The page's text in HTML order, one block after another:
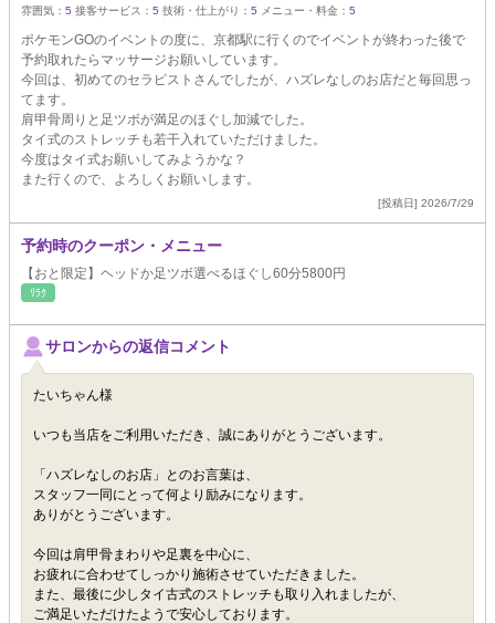
雰囲気： 5 接客サービス： 5 技術・仕上がり： 5 メニュー・料金： 5
ポケモンGOのイベントの度に、京都駅に行くのでイベントが終わった後で
予約取れたらマッサージお願いしています。
今回は、初めてのセラピストさんでしたが、ハズレなしのお店だと毎回思っ
てます。
肩甲骨周りと足ツボが満足のほぐし加減でした。
タイ式のストレッチも若干入れていただけました。
今度はタイ式お願いしてみようかな？
また行くので、よろしくお願いします。
[投稿日] 2026/7/29
予約時のクーポン・メニュー
【おと限定】ヘッドか足ツボ選べるほぐし60分5800円
ﾘﾗｸ
サロンからの返信コメント
たいちゃん様
いつも当店をご利用いただき、誠にありがとうございます。
「ハズレなしのお店」とのお言葉は、
スタッフ一同にとって何より励みになります。
ありがとうございます。
今回は肩甲骨まわりや足裏を中心に、
お疲れに合わせてしっかり施術させていただきました。
また、最後に少しタイ古式のストレッチも取り入れましたが、
ご満足いただけたようで安心しております。